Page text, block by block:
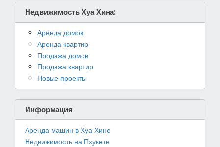
Недвижимость Хуа Хина:
Аренда домов
Аренда квартир
Продажа домов
Продажа квартир
Новые проекты
Информация
Аренда машин в Хуа Хине
Недвижимость на Пхукете